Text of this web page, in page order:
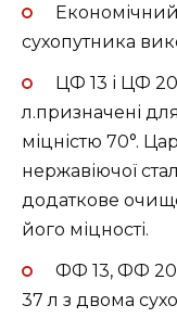
Економічний
сухопутника
ЦФ 13 і ЦФ
л.призначені
міцністю 70°.
нержавіючої
додаткове
його міцності.
ФФ 13, ФФ 20
37 л з двома